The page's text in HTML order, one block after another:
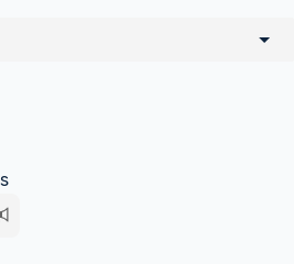
de saldo na carteira
por PIX;